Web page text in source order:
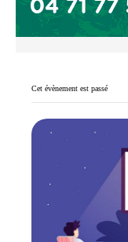
Cet évènement est passé